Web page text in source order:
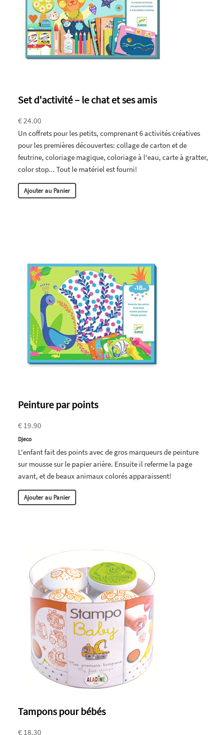
Set d'activité – le chat et ses amis
€ 24.00
Un coffrets pour les petits, comprenant 6 activités créatives
pour les premières découvertes: collage de carton et de
feutrine, coloriage magique, coloriage à l'eau, carte à gratter,
color stop... Tout le matériel est fourni!
Ajouter au Panier
Peinture par points
€ 19.90
Djeco
L'enfant fait des points avec de gros marqueurs de peinture
sur mousse sur le papier arière. Ensuite il referme la page
avant, et de beaux animaux colorés apparaissent!
Ajouter au Panier
Tampons pour bébés
€ 18.30